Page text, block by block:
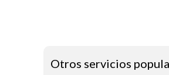
Otros servicios